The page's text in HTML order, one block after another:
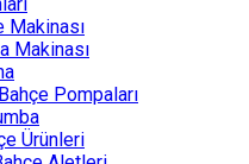
Makinası
Makinası
Pompaları
Ürünleri